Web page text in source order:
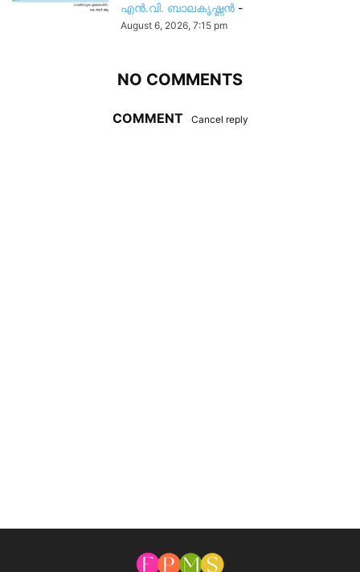
എൻ.വി. ബാലകൃഷ്ണൻ -
August 6, 2026, 7:15 pm
NO COMMENTS
COMMENT Cancel reply